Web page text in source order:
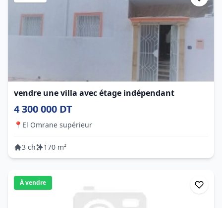
vendre une villa avec étage indépendant
4 300 000 DT
📍 El Omrane supérieur
3 ch 170 m²
À vendre